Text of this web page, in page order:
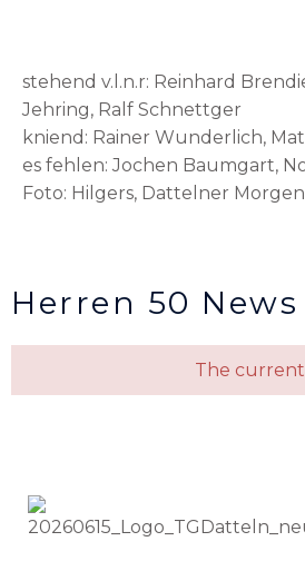
stehend v.l.n.r: Reinhard
Jehring, Ralf Schnettger
kniend: Rainer Wunderlich,
es fehlen: Jochen Baumgart,
Foto: Hilgers, Dattelner
Herren 50 News
The current